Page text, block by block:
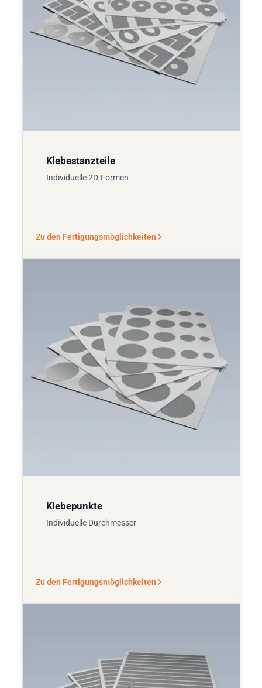
Klebestanzteile
Individuelle 2D-Formen
Zu den Fertigungsmöglichkeiten
Klebepunkte
Individuelle Durchmesser
Zu den Fertigungsmöglichkeiten